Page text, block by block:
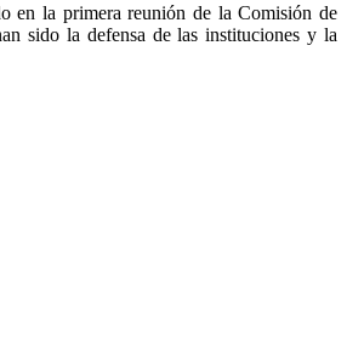
en la primera reunión de la Comisión de
sido la defensa de las instituciones y la